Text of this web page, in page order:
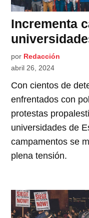
Incrementa
por Redacción
abril 26, 2024
Con cientos de
enfrentados con
protestas
universidades de
campamentos se
plena tensión.